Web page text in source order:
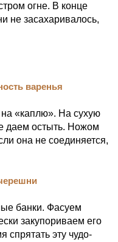
огне. В конце
не засахаривалось,
«каплю». На сухую
даем остыть. Ножом
она не соединяется,
банки. Фасуем
закупориваем его
эту чудо-